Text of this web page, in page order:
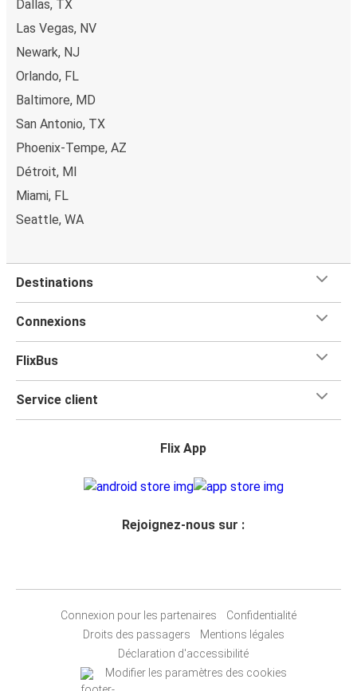
Dallas, TX
Las Vegas, NV
Newark, NJ
Orlando, FL
Baltimore, MD
San Antonio, TX
Phoenix-Tempe, AZ
Détroit, MI
Miami, FL
Seattle, WA
Destinations
Connexions
FlixBus
Service client
Flix App
Rejoignez-nous sur :
Connexion pour les partenaires
Confidentialité
Droits des passagers
Mentions légales
Déclaration d'accessibilité
Modifier les paramètres des cookies